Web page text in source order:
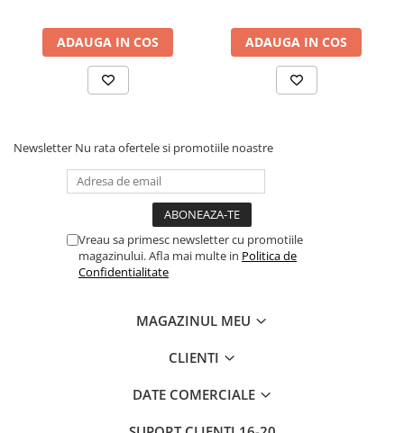
ADAUGA IN COS ADAUGA IN COS
Newsletter Nu rata ofertele si promotiile noastre
Vreau sa primesc newsletter cu promotiile
magazinului. Afla mai multe in Politica de
Confidentialitate
MAGAZINUL MEU
CLIENTI
DATE COMERCIALE